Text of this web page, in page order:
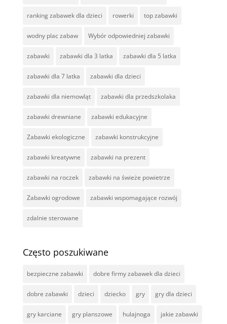
ranking zabawek dla dzieci rowerki top zabawki
wodny plac zabaw Wybór odpowiedniej zabawki
zabawki zabawki dla 3 latka zabawki dla 5 latka
zabawki dla 7 latka zabawki dla dzieci
zabawki dla niemowląt zabawki dla przedszkolaka
zabawki drewniane zabawki edukacyjne
Zabawki ekologiczne zabawki konstrukcyjne
zabawki kreatywne zabawki na prezent
zabawki na roczek zabawki na świeże powietrze
Zabawki ogrodowe zabawki wspomagające rozwój
zdalnie sterowane
Często poszukiwane
bezpieczne zabawki dobre firmy zabawek dla dzieci
dobre zabawki dzieci dziecko gry gry dla dzieci
gry karciane gry planszowe hulajnoga jakie zabawki